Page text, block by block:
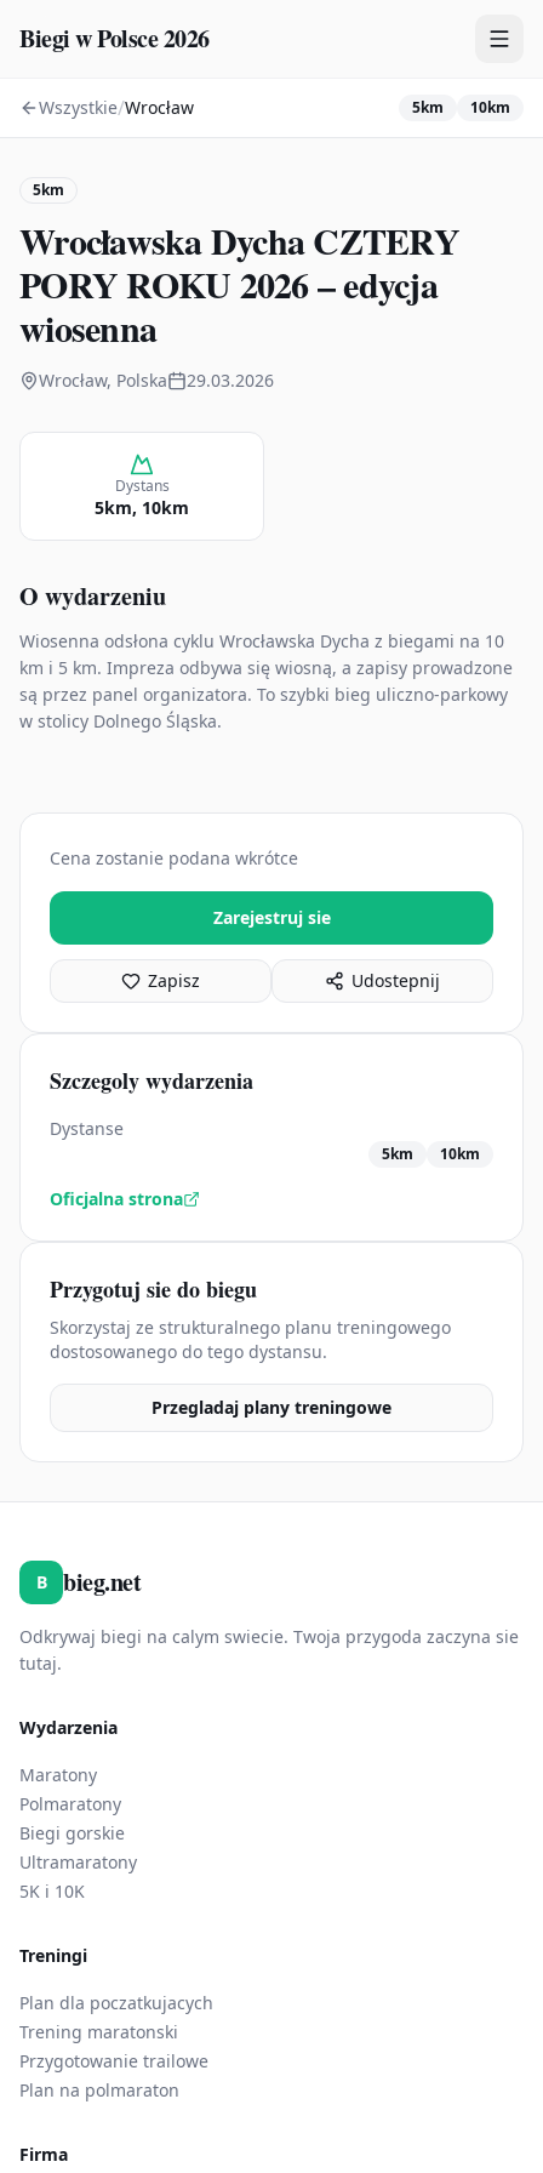
Biegi w Polsce 2026
Zawody
Wszystkie/Wrocław 5km 10km
5km
Wrocławska Dycha CZTERY
PORY ROKU 2026 – edycja
wiosenna
Wrocław, Polska 29.03.2026
Dystans
5km, 10km
O wydarzeniu
Wiosenna odsłona cyklu Wrocławska Dycha z biegami na 10
km i 5 km. Impreza odbywa się wiosną, a zapisy prowadzone
są przez panel organizatora. To szybki bieg uliczno‑parkowy
w stolicy Dolnego Śląska.
Cena zostanie podana wkrótce
Zarejestruj sie
Zapisz Udostepnij
Szczegoly wydarzenia
Dystanse
5km 10km
Oficjalna strona
Przygotuj sie do biegu
Skorzystaj ze strukturalnego planu treningowego
dostosowanego do tego dystansu.
Przegladaj plany treningowe
B bieg.net
Odkrywaj biegi na calym swiecie. Twoja przygoda zaczyna sie
tutaj.
Wydarzenia
Maratony
Polmaratony
Biegi gorskie
Ultramaratony
5K i 10K
Treningi
Plan dla poczatkujacych
Trening maratonski
Przygotowanie trailowe
Plan na polmaraton
Firma